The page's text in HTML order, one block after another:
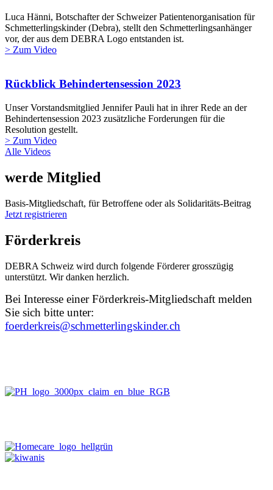
Luca Hänni, Botschafter der Schweizer Patientenorganisation für
Schmetterlingskinder (Debra), stellt den Schmetterlingsanhänger
vor, der aus dem DEBRA Logo entstanden ist.
> Zum Video
Rückblick Behindertensession 2023
Unser Vorstandsmitglied Jennifer Pauli hat in ihrer Rede an der
Behindertensession 2023 zusätzliche Forderungen für die
Resolution gestellt.
> Zum Video
Alle Videos
werde Mitglied
Basis-Mitgliedschaft, für Betroffene oder als Solidaritäts-Beitrag
Jetzt registrieren
Förderkreis
DEBRA Schweiz wird durch folgende Förderer grosszügig
unterstützt. Wir danken herzlich.
Bei Interesse einer Förderkreis-Mitgliedschaft melden
Sie sich bitte unter:
foerderkreis@schmetterlingskinder.ch